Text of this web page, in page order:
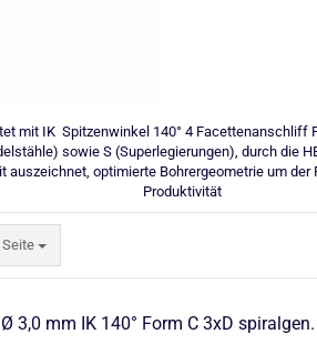
mit IK Spitzenwinkel 140° 4 Facettenanschliff
sowie S (Superlegierungen), durch die
optimierte Bohrergeometrie um
Produktivität
3,0 mm IK 140° Form C 3xD spiralgen.